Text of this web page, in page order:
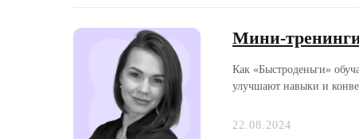
Мини-
Как «Быстроденьги»
улучшают навыки и
22.08.2024